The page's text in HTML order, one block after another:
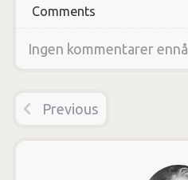
Comments
Ingen kommentarer ennå
Previous